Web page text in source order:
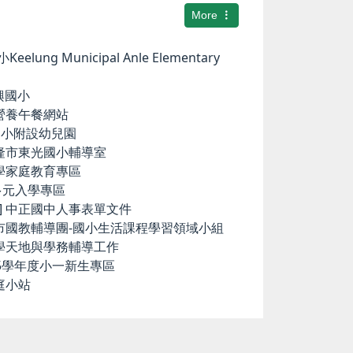
More
Keelung Municipal Anle Elementary
國小
養午餐網站
附設幼兒園
東光國小輔導室
家庭教育專區
入學專區
正國中人事表單文件
教輔導團-國小生活課程學習領域小組
地與學務輔導工作
年度小一新生專區
小站